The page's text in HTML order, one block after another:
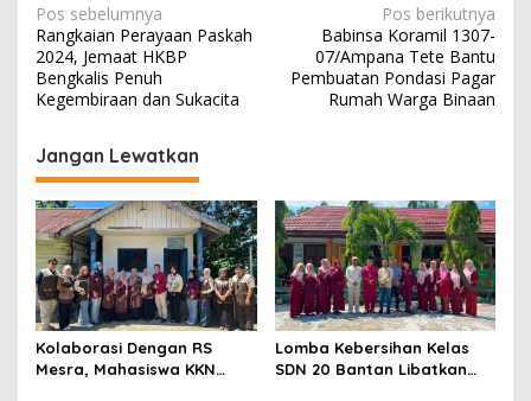
p
r
t
n
a
m
a
n
D
a
u
n
B
a
N
a
v
i
g
a
s
i
p
o
s
Pos sebelumnya
Rangkaian Perayaan Paskah
2024, Jemaat HKBP
Bengkalis Penuh
Kegembiraan dan Sukacita
Pos berikutnya
Babinsa Koramil 1307-
07/Ampana Tete Bantu
Pembuatan Pondasi Pagar
Rumah Warga Binaan
Jangan Lewatkan
Kolaborasi Dengan RS
Mesra, Mahasiswa KKN
Lomba Kebersihan Kelas
SDN 20 Bantan Libatkan